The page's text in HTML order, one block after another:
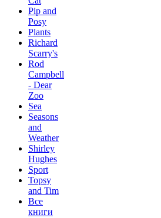
Pip and
Posy
Plants
Richard
Scarry's
Rod
Campbell
- Dear
Zoo
Sea
Seasons
and
Weather
Shirley
Hughes
Sport
Topsy
and Tim
Все
книги